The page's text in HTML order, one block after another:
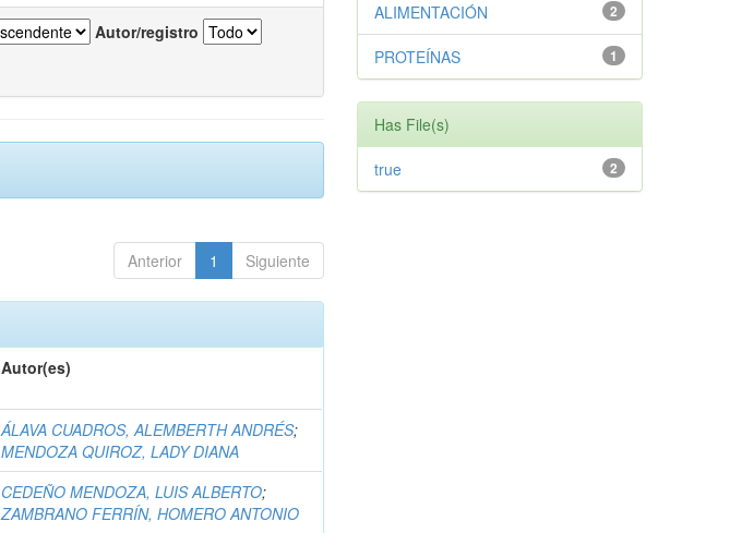
Autor/registro
Anterior 1 Siguiente
Autor(es)
ÁLAVA CUADROS, ALEMBERTH ANDRÉS;
MENDOZA QUIROZ, LADY DIANA
CEDEÑO MENDOZA, LUIS ALBERTO;
ZAMBRANO FERRÍN, HOMERO ANTONIO
2
ALIMENTACIÓN
1
PROTEÍNAS
Has File(s)
2
true